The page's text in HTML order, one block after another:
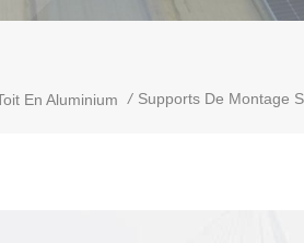
En Aluminium / Supports De Montage